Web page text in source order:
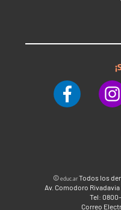
©educ.arTodos los
Av. Comodoro Rivadavia
Tel:
Correo